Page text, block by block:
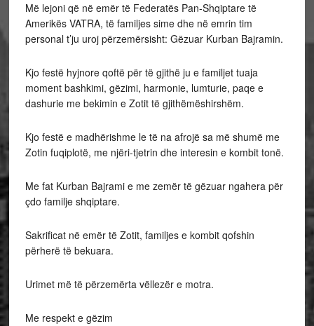
Më lejoni që në emër të Federatës Pan-Shqiptare të
Amerikës VATRA, të familjes sime dhe në emrin tim
personal t’ju uroj përzemërsisht: Gëzuar Kurban Bajramin.
Kjo festë hyjnore qoftë për të gjithë ju e familjet tuaja
moment bashkimi, gëzimi, harmonie, lumturie, paqe e
dashurie me bekimin e Zotit të gjithëmëshirshëm.
Kjo festë e madhërishme le të na afrojë sa më shumë me
Zotin fuqiplotë, me njëri-tjetrin dhe interesin e kombit tonë.
Me fat Kurban Bajrami e me zemër të gëzuar ngahera për
çdo familje shqiptare.
Sakrificat në emër të Zotit, familjes e kombit qofshin
përherë të bekuara.
Urimet më të përzemërta vëllezër e motra.
Me respekt e gëzim